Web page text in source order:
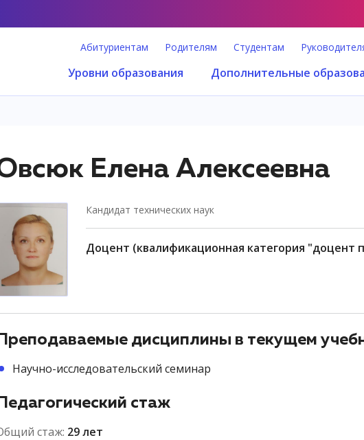
Абитуриентам Родителям Студентам
Уровни образования Дополнительные
Елена Алексеевна
кандидат технических наук
доцент (квалификационная категория "доцент
Преподаваемые дисциплины в текущем
Научно-исследовательский семинар
Педагогический стаж
стаж: 29 лет